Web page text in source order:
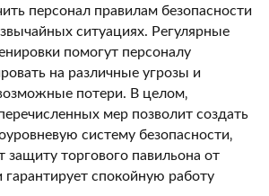
персонал правилам безопасности
ситуациях. Регулярные
помогут персоналу
на различные угрозы и
потери. В целом‚
мер позволит создать
систему безопасности‚
защиту торгового павильона от
гарантирует спокойную работу